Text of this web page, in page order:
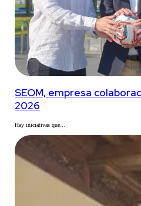
SEOM, empresa
2026
Hay iniciativas que...